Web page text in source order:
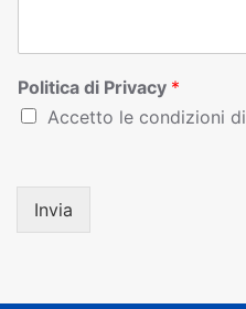
Politica di Privacy *
Accetto le condizioni di
Invia